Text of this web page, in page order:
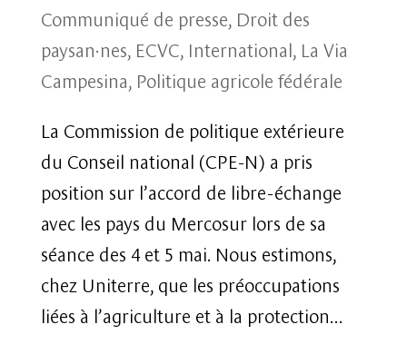
Communiqué de presse, Droit des
paysan·nes, ECVC, International, La Via
Campesina, Politique agricole fédérale
La Commission de politique extérieure
du Conseil national (CPE-N) a pris
position sur l’accord de libre-échange
avec les pays du Mercosur lors de sa
séance des 4 et 5 mai. Nous estimons,
chez Uniterre, que les préoccupations
liées à l’agriculture et à la protection...